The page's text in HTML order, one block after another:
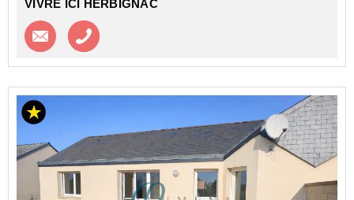
VIVRE ICI HERBIGNAC
Contacter l'agence